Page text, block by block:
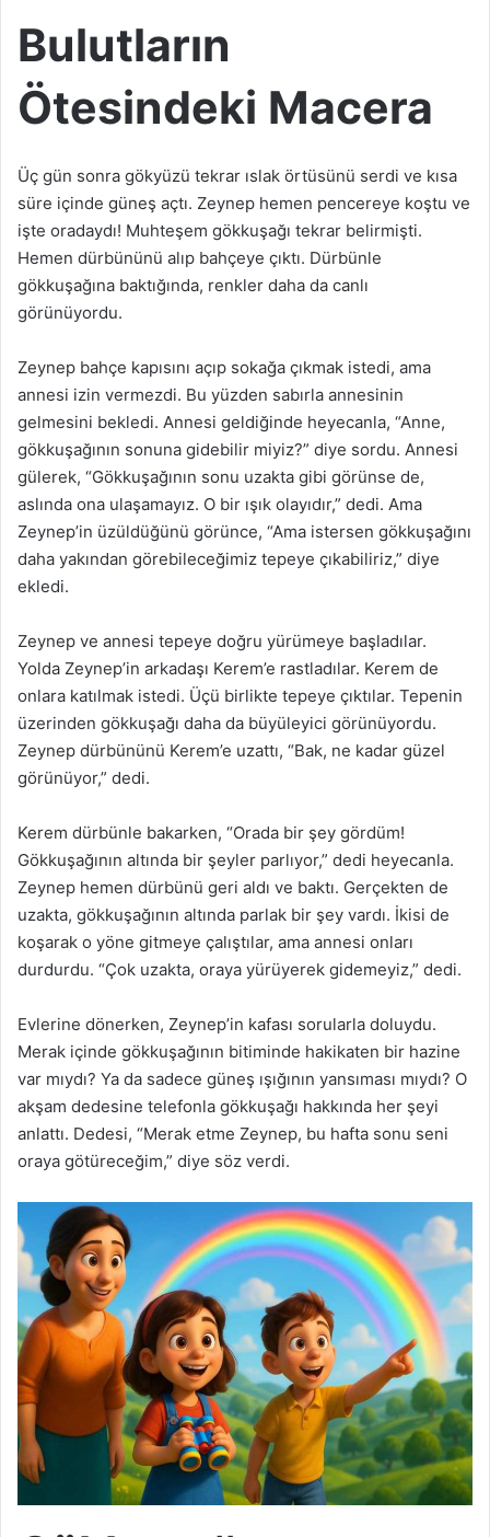
Bulutların
Ötesindeki Macera
Üç gün sonra gökyüzü tekrar ıslak örtüsünü serdi ve kısa
süre içinde güneş açtı. Zeynep hemen pencereye koştu ve
işte oradaydı! Muhteşem gökkuşağı tekrar belirmişti.
Hemen dürbününü alıp bahçeye çıktı. Dürbünle
gökkuşağına baktığında, renkler daha da canlı
görünüyordu.
Zeynep bahçe kapısını açıp sokağa çıkmak istedi, ama
annesi izin vermezdi. Bu yüzden sabırla annesinin
gelmesini bekledi. Annesi geldiğinde heyecanla, “Anne,
gökkuşağının sonuna gidebilir miyiz?” diye sordu. Annesi
gülerek, “Gökkuşağının sonu uzakta gibi görünse de,
aslında ona ulaşamayız. O bir ışık olayıdır,” dedi. Ama
Zeynep’in üzüldüğünü görünce, “Ama istersen gökkuşağını
daha yakından görebileceğimiz tepeye çıkabiliriz,” diye
ekledi.
Zeynep ve annesi tepeye doğru yürümeye başladılar.
Yolda Zeynep’in arkadaşı Kerem’e rastladılar. Kerem de
onlara katılmak istedi. Üçü birlikte tepeye çıktılar. Tepenin
üzerinden gökkuşağı daha da büyüleyici görünüyordu.
Zeynep dürbününü Kerem’e uzattı, “Bak, ne kadar güzel
görünüyor,” dedi.
Kerem dürbünle bakarken, “Orada bir şey gördüm!
Gökkuşağının altında bir şeyler parlıyor,” dedi heyecanla.
Zeynep hemen dürbünü geri aldı ve baktı. Gerçekten de
uzakta, gökkuşağının altında parlak bir şey vardı. İkisi de
koşarak o yöne gitmeye çalıştılar, ama annesi onları
durdurdu. “Çok uzakta, oraya yürüyerek gidemeyiz,” dedi.
Evlerine dönerken, Zeynep’in kafası sorularla doluydu.
Merak içinde gökkuşağının bitiminde hakikaten bir hazine
var mıydı? Ya da sadece güneş ışığının yansıması mıydı? O
akşam dedesine telefonla gökkuşağı hakkında her şeyi
anlattı. Dedesi, “Merak etme Zeynep, bu hafta sonu seni
oraya götüreceğim,” diye söz verdi.